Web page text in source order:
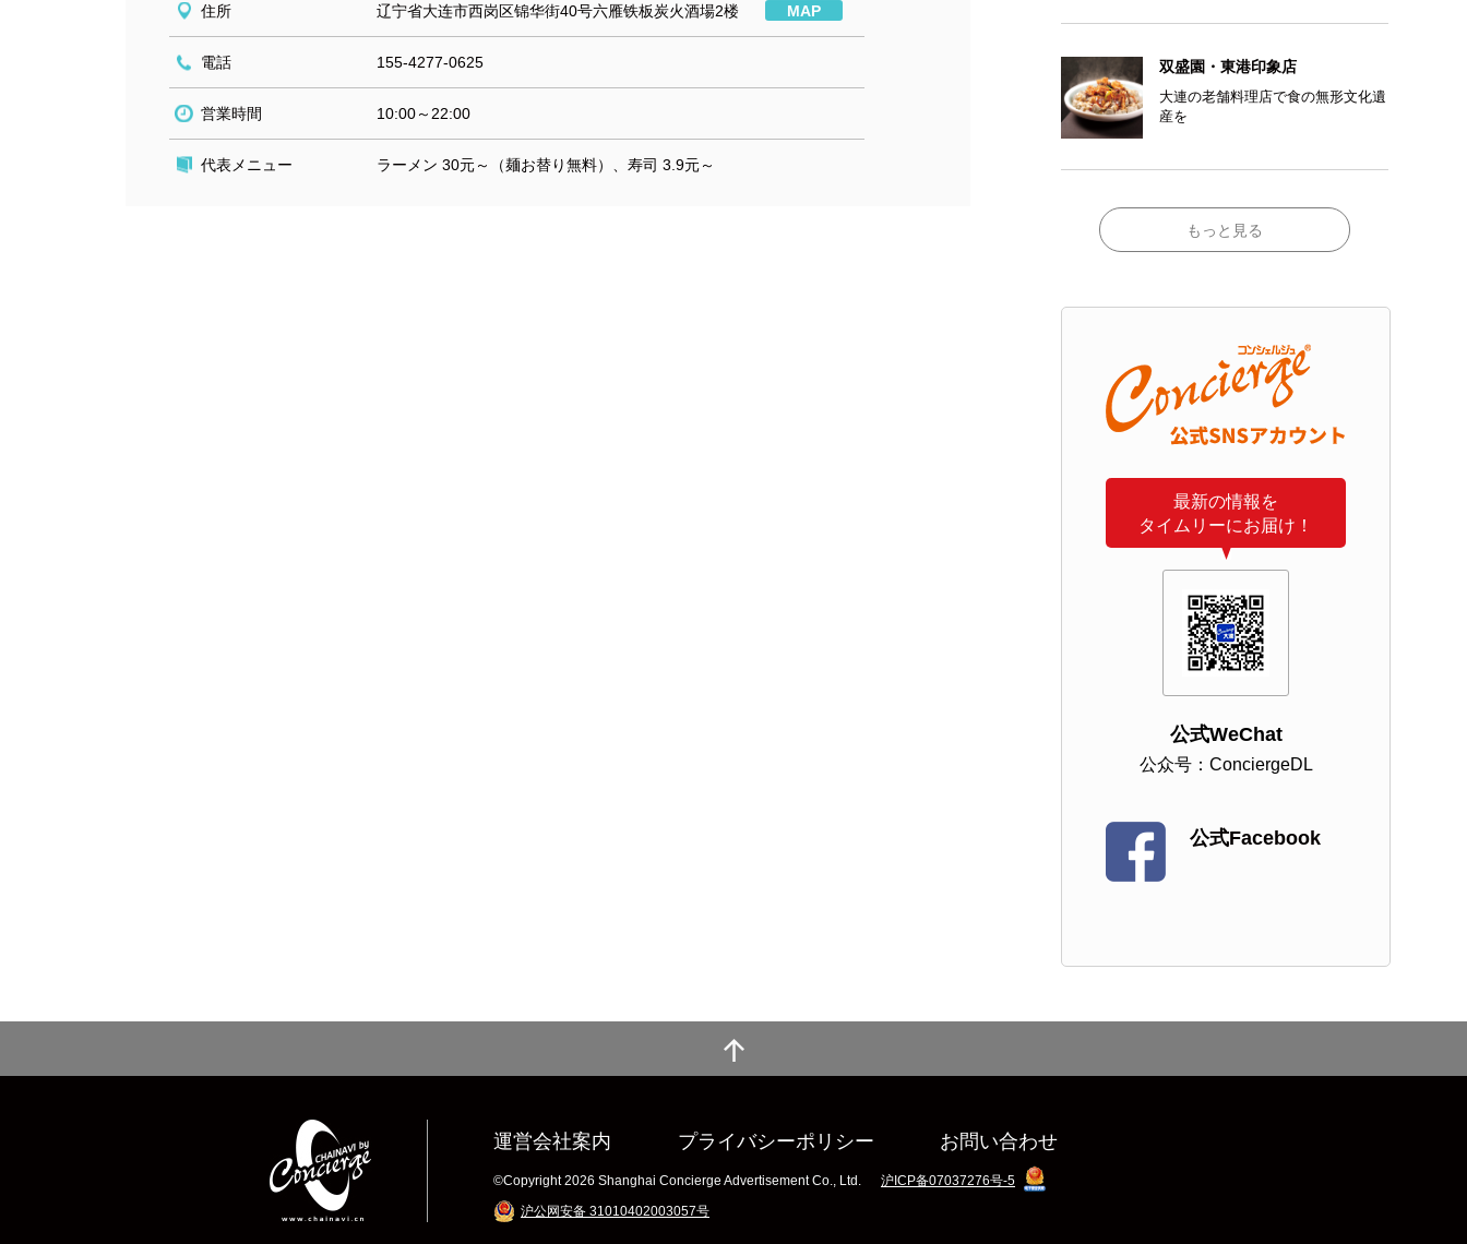
住所 辽宁省大连市西岗区锦华街40号六雁铁板炭火酒場2楼 MAP
電話 155-4277-0625
営業時間 10:00～22:00
代表メニュー ラーメン 30元～（麺お替り無料）、寿司 3.9元～
双盛園・東港印象店
大連の老舗料理店で食の無形文化遺
産を
もっと見る
最新の情報を
タイムリーにお届け！
公式WeChat
公众号：ConciergeDL
公式Facebook
運営会社案内 プライバシーポリシー お問い合わせ
©Copyright 2026 Shanghai Concierge Advertisement Co., Ltd.
沪ICP备07037276号-5
沪公网安备 31010402003057号